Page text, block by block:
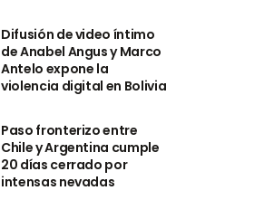
Difusión de video íntimo
de Anabel Angus y Marco
Antelo expone la
violencia digital en Bolivia
Paso fronterizo entre
Chile y Argentina cumple
20 días cerrado por
intensas nevadas